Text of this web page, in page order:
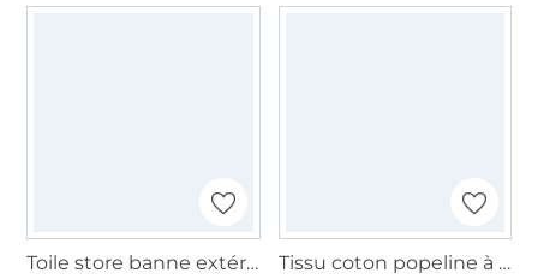
Toile store banne extérieur 160cm déperlant, à rayures, blanc-beige Tissu coton popeline à pois mini, sable